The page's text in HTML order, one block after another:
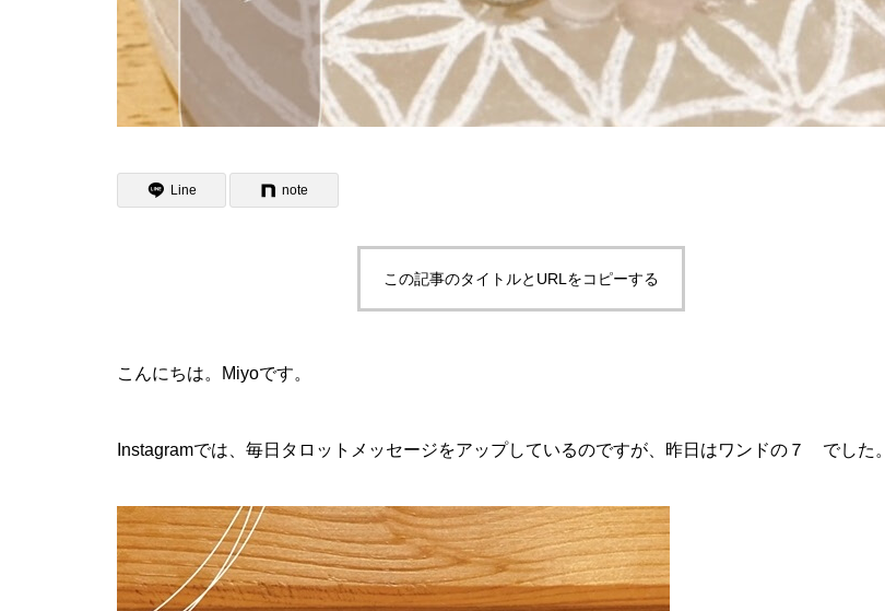
Line note
この記事のタイトルとURLをコピーする
こんにちは。Miyoです。
Instagramでは、毎日タロットメッセージをアップしているのですが、昨日はワンドの７ でした。